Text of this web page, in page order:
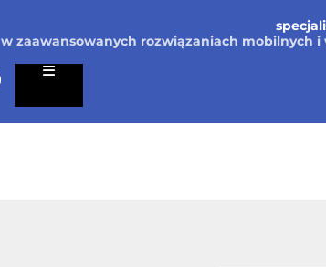
w zaawansowanych rozwiązaniach mobilnych i